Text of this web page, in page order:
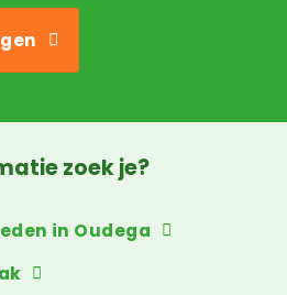
zoek je?
in Oudega